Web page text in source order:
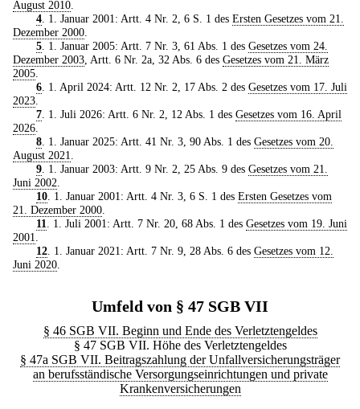
August 2010
4. 1. Januar 2001: Artt. 4 Nr. 2, 6 S. 1 des Ersten Gesetzes vom 21.
Dezember 2000
5. 1. Januar 2005: Artt. 7 Nr. 3, 61 Abs. 1 des Gesetzes vom 24.
Dezember 2003 , Artt. 6 Nr. 2a, 32 Abs. 6 des Gesetzes vom 21. März
2005
6. 1. April 2024: Artt. 12 Nr. 2, 17 Abs. 2 des Gesetzes vom 17. Juli
2023
7. 1. Juli 2026: Artt. 6 Nr. 2, 12 Abs. 1 des Gesetzes vom 16. April
2026
8. 1. Januar 2025: Artt. 41 Nr. 3, 90 Abs. 1 des Gesetzes vom 20.
August 2021
9. 1. Januar 2003: Artt. 9 Nr. 2, 25 Abs. 9 des Gesetzes vom 21.
Juni 2002
10. 1. Januar 2001: Artt. 4 Nr. 3, 6 S. 1 des Ersten Gesetzes vom
21. Dezember 2000
11
. 1. Juli 2001: Artt. 7 Nr. 20, 68 Abs. 1 des Gesetzes vom 19. Juni
2001
12. 1. Januar 2021: Artt. 7 Nr. 9, 28 Abs. 6 des Gesetzes vom 12.
Juni 2020
Umfeld von § 47 SGB VII
§ 46 SGB VII. Beginn und Ende des Verletztengeldes
§ 47 SGB VII. Höhe des Verletztengeldes
§ 47a SGB VII. Beitragszahlung der Unfallversicherungsträger
an berufsständische Versorgungseinrichtungen und private
Krankenversicherungen